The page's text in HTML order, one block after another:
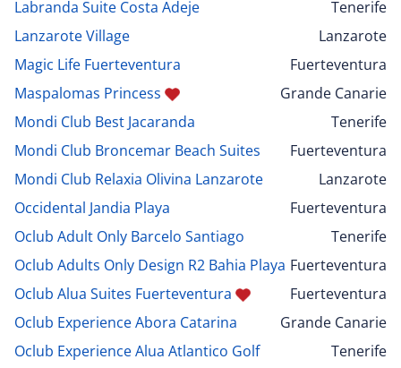
Labranda Suite Costa Adeje
Tenerife
Lanzarote Village
Lanzarote
Magic Life Fuerteventura
Fuerteventura
Maspalomas Princess
Grande Canarie
Mondi Club Best Jacaranda
Tenerife
Mondi Club Broncemar Beach Suites
Fuerteventura
Mondi Club Relaxia Olivina Lanzarote
Lanzarote
Occidental Jandia Playa
Fuerteventura
Oclub Adult Only Barcelo Santiago
Tenerife
Oclub Adults Only Design R2 Bahia Playa Fuerteventura
Oclub Alua Suites Fuerteventura
Fuerteventura
Oclub Experience Abora Catarina
Grande Canarie
Oclub Experience Alua Atlantico Golf
Tenerife